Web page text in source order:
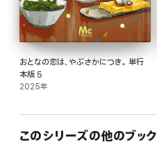
おとなの恋は、やぶさかにつき。 単行
本版 5
2025年
このシリーズの他のブック